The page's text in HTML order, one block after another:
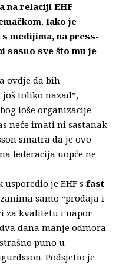
na relaciji EHF –
Iako je
medijima, na press-
sasuo sve što mu je
ovdje da bih
toliko nazad”,
loše organizacije
neće imati ni sastanak
smatra da je ovo
federacija uopće ne
je EHF s fast
samo “prodaja i
za kvalitetu i napor
dana manje odmora
puno u
Podsjetio je